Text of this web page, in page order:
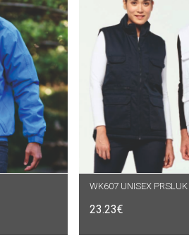
WK607 UNISEX PRSLUK
23.23€
ODABERI OPCIJE